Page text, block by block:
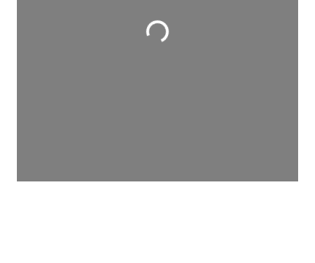
Wird geladen …